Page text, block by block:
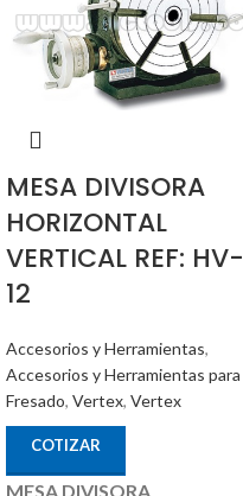
MESA DIVISORA
HORIZONTAL
VERTICAL REF: HV-
12
Accesorios y Herramientas,
Accesorios y Herramientas para
Fresado, Vertex, Vertex
COTIZAR
MESA DIVISORA